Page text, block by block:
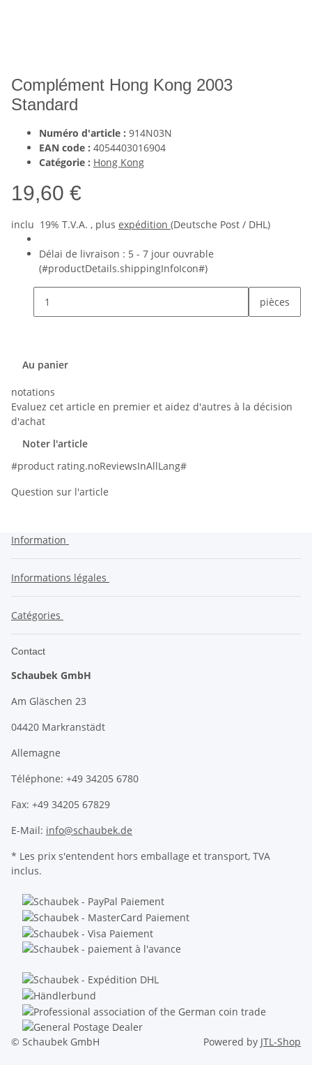
Complément Hong Kong 2003
Standard
Numéro d'article : 914N03N
EAN code : 4054403016904
Catégorie : Hong Kong
19,60 €
inclu 19% T.V.A. , plus expédition (Deutsche Post / DHL)
Délai de livraison : 5 - 7 jour ouvrable
(#productDetails.shippingInfoIcon#)
pièces
Au panier
notations
Evaluez cet article en premier et aidez d'autres à la décision
d'achat
Noter l'article
#product rating.noReviewsInAllLang#
Question sur l'article
Information
Informations légales
Catégories
Contact
Schaubek GmbH
Am Gläschen 23
04420 Markranstädt
Allemagne
Téléphone: +49 34205 6780
Fax: +49 34205 67829
E-Mail: info@schaubek.de
* Les prix s'entendent hors emballage et transport, TVA
inclus.
© Schaubek GmbH Powered by JTL-Shop